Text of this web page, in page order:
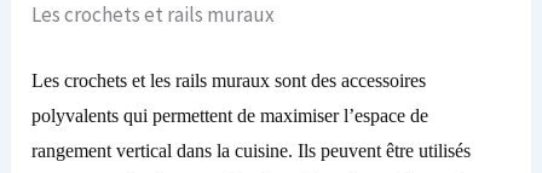
Les crochets et rails muraux
Les crochets et les rails muraux sont des accessoires
polyvalents qui permettent de maximiser l’espace de
rangement vertical dans la cuisine. Ils peuvent être utilisés